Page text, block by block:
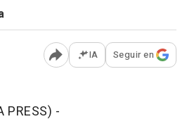
Abrir opciones para
IA Seguir en
PRESS) -